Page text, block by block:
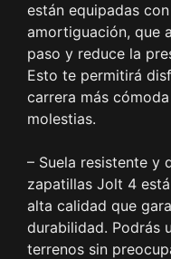
están equipadas
amortiguación, que
paso y reduce la
Esto te permitirá
carrera más
molestias.
– Suela resistente y
zapatillas Jolt 4
alta calidad que
durabilidad. Podrás
terrenos sin